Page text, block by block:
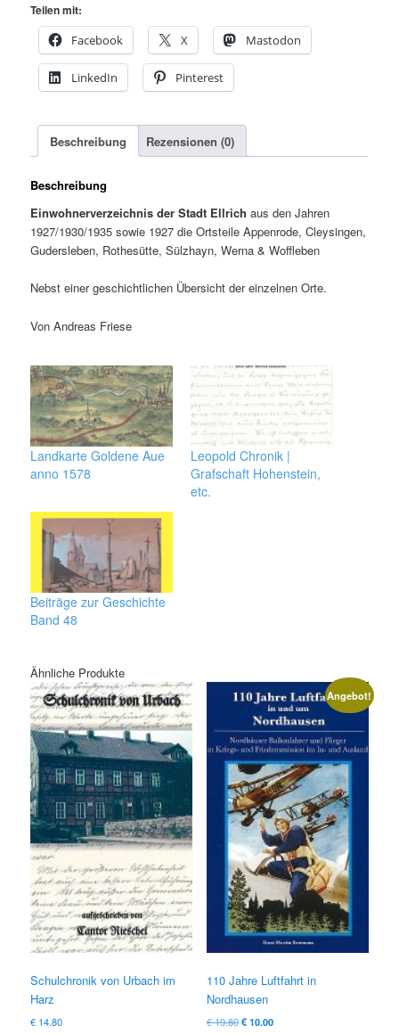
Teilen mit:
Facebook
X Mastodon
LinkedIn Pinterest
Beschreibung Rezensionen (0)
Beschreibung
Einwohnerverzeichnis der Stadt Ellrich aus den Jahren
1927/1930/1935 sowie 1927 die Ortsteile Appenrode, Cleysingen,
Gudersleben, Rothesütte, Sülzhayn, Werna & Woffleben
Nebst einer geschichtlichen Übersicht der einzelnen Orte.
Von Andreas Friese
Landkarte Goldene Aue
anno 1578
Leopold Chronik |
Grafschaft Hohenstein,
etc.
Beiträge zur Geschichte
Band 48
Ähnliche Produkte
Schulchronik von Urbach im
Harz
€ 14.80
Angebot!
110 Jahre Luftfahrt in
Nordhausen
€19.80 Ursprünglicher
€10.00Aktueller